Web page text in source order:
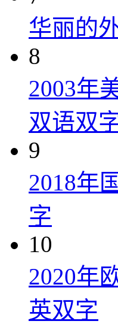
华丽的
8
2003年
双语双
9
2018年
字
10
2020年
英双字